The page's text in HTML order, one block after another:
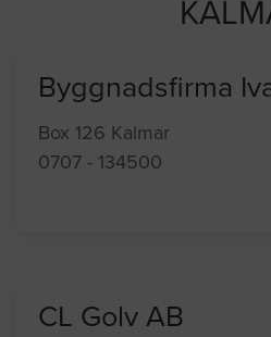
Byggnadsfirma
Box 126 Kalmar
0707 - 134500
CL Golv AB